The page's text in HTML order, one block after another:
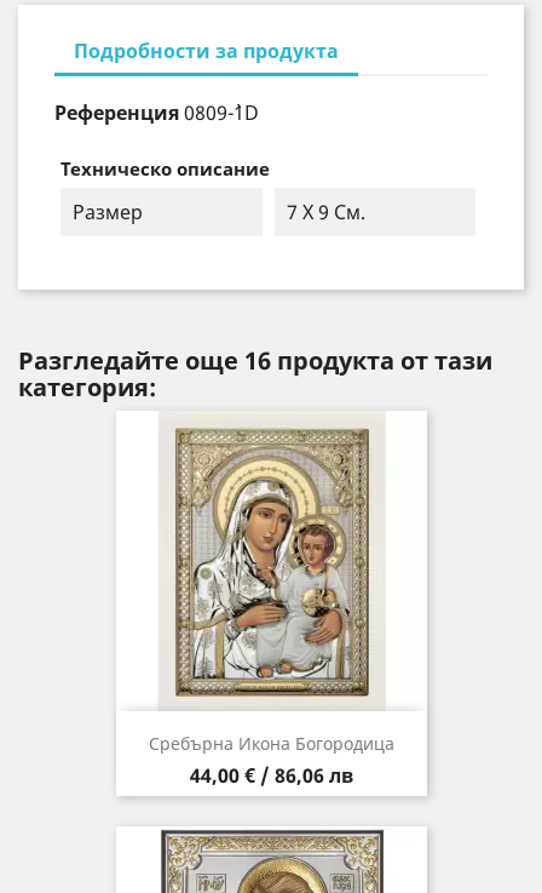
Подробности за продукта
Референция0809-`1D
Техническо описание
Размер 7 X 9 См.
Разгледайте още 16 продукта от тази
категория:
Сребърна Икона Богородица
Цена
44,00 € / 86,06 лв